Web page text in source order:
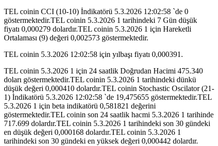
TEL coinin CCI (10-10) İndikatörü 5.3.2026 12:02:58 `de 0
göstermektedir.TEL coinin 5.3.2026 1 tarihindeki 7 Gün düşük
fiyatı 0,000279 dolardır.TEL coinin 5.3.2026 1 için Hareketli
Ortalaması (9) değeri 0,002573 göstermektedir.
TEL coinin 5.3.2026 12:02:58 için yılbaşı fiyatı 0,000391.
TEL coinin 5.3.2026 1 için 24 saatlik Doğrudan Hacimi 475.340
doları göstermektedir.TEL coinin 5.3.2026 1 tarihindeki dünkü
düşük değeri 0,000410 dolardır.TEL coinin Stochastic Oscilator (21-
1) İndikatörü 5.3.2026 12:02:58 `de 19,475655 göstermektedir.TEL
5.3.2026 1 için beta indikatörü 0,581821 değerini
göstermektedir.TEL coinin son 24 saatlik hacmi 5.3.2026 1 tarihinde
717.699 dolardır.TEL coinin 5.3.2026 1 tarihindeki son 30 gündeki
en düşük değeri 0,000168 dolardır.TEL coinin 5.3.2026 1
tarihindeki son 30 gündeki en yüksek değeri 0,000442 dolardır.